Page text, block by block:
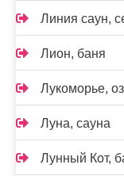
Линия саун,
Лион, баня
Лукоморье,
Луна, сауна
Лунный Кот,